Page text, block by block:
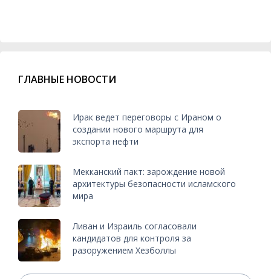
ГЛАВНЫЕ НОВОСТИ
Ирак ведет переговоры с Ираном о
создании нового маршрута для
экспорта нефти
Мекканский пакт: зарождение новой
архитектуры безопасности исламского
мира
Ливан и Израиль согласовали
кандидатов для контроля за
разоружением Хезболлы